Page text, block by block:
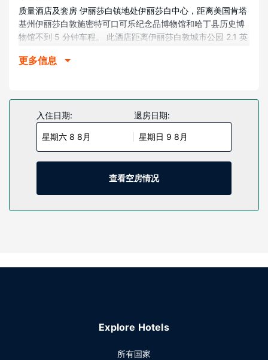
质量酒店及套房 伊丽莎白镇地处伊丽莎白中心，距离美国肯塔
基州伊丽莎白敦施密特可口可乐纪念品博物馆和哈丁县历史博
物馆不到 5 分钟车程。 此酒店距离伊丽莎白敦城市公园 2.1 英
2.5 英里（4 公里）。
有 94 间客房提供冰箱和微波炉；您定能在旅途中找到家的舒
适。提供免费无线网络，方便您与朋友保持联系；有线频道可
满足您的娱乐需求。配备浴缸或淋浴的私人浴室提供免费洗浴
用品和吹风机。便利设施包括书桌和茶具/咖啡用具，以及带有
免费市内通话的电话。
其他设施
更多信息
入住日期:
星期六 8 8月
退房日期:
星期日 9 8月
查看空房情况
Explore Hotels
所有国家